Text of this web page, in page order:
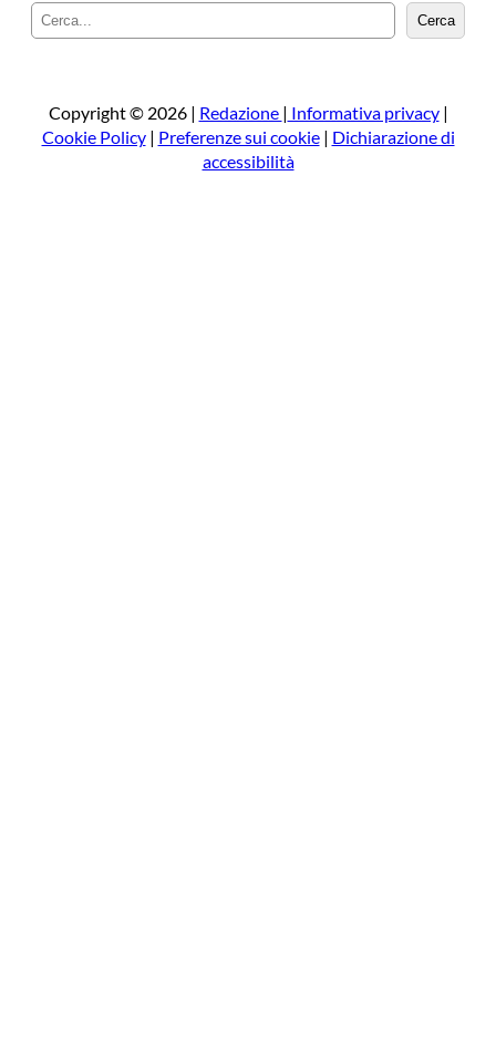
e
a
Cerca
Copyright © 2026 | Redazione | Informativa privacy|
Cookie Policy| Preferenze sui cookie| Dichiarazione di
accessibilità